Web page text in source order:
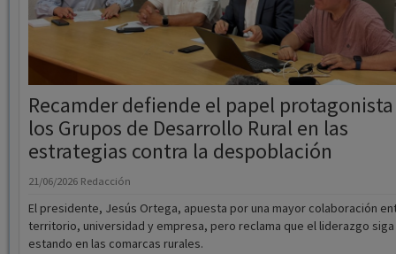
Recamder defiende el papel
los Grupos de Desarrollo Rural en las
estrategias contra la despoblación
21/06/2026Redacción
El presidente, Jesús Ortega, apuesta por una mayor colaboración
territorio, universidad y empresa, pero reclama que el liderazgo siga
estando en las comarcas rurales.